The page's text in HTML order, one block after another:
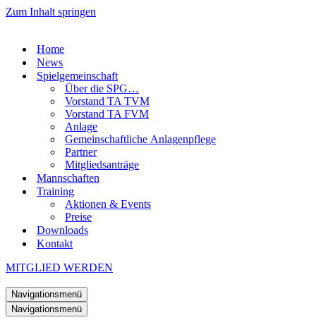
Zum Inhalt springen
Home
News
Spielgemeinschaft
Über die SPG…
Vorstand TA TVM
Vorstand TA FVM
Anlage
Gemeinschaftliche Anlagenpflege
Partner
Mitgliedsanträge
Mannschaften
Training
Aktionen & Events
Preise
Downloads
Kontakt
MITGLIED WERDEN
Navigationsmenü
Navigationsmenü